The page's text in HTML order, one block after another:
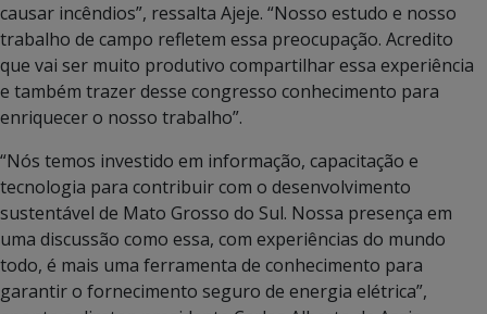
causar incêndios”, ressalta Ajeje. “Nosso estudo e nosso
trabalho de campo refletem essa preocupação. Acredito
que vai ser muito produtivo compartilhar essa experiência
e também trazer desse congresso conhecimento para
enriquecer o nosso trabalho”.
“Nós temos investido em informação, capacitação e
tecnologia para contribuir com o desenvolvimento
sustentável de Mato Grosso do Sul. Nossa presença em
uma discussão como essa, com experiências do mundo
todo, é mais uma ferramenta de conhecimento para
garantir o fornecimento seguro de energia elétrica”,